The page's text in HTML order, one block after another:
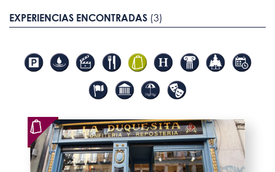
EXPERIENCIAS ENCONTRADAS (3)